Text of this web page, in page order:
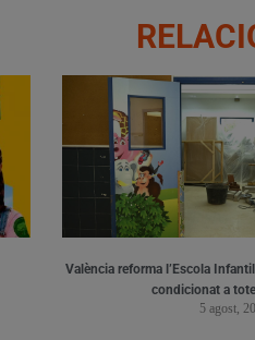
València reforma l’Escola
condicionat a
5 agost,